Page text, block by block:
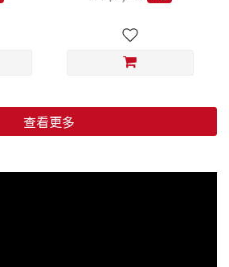
查看更多